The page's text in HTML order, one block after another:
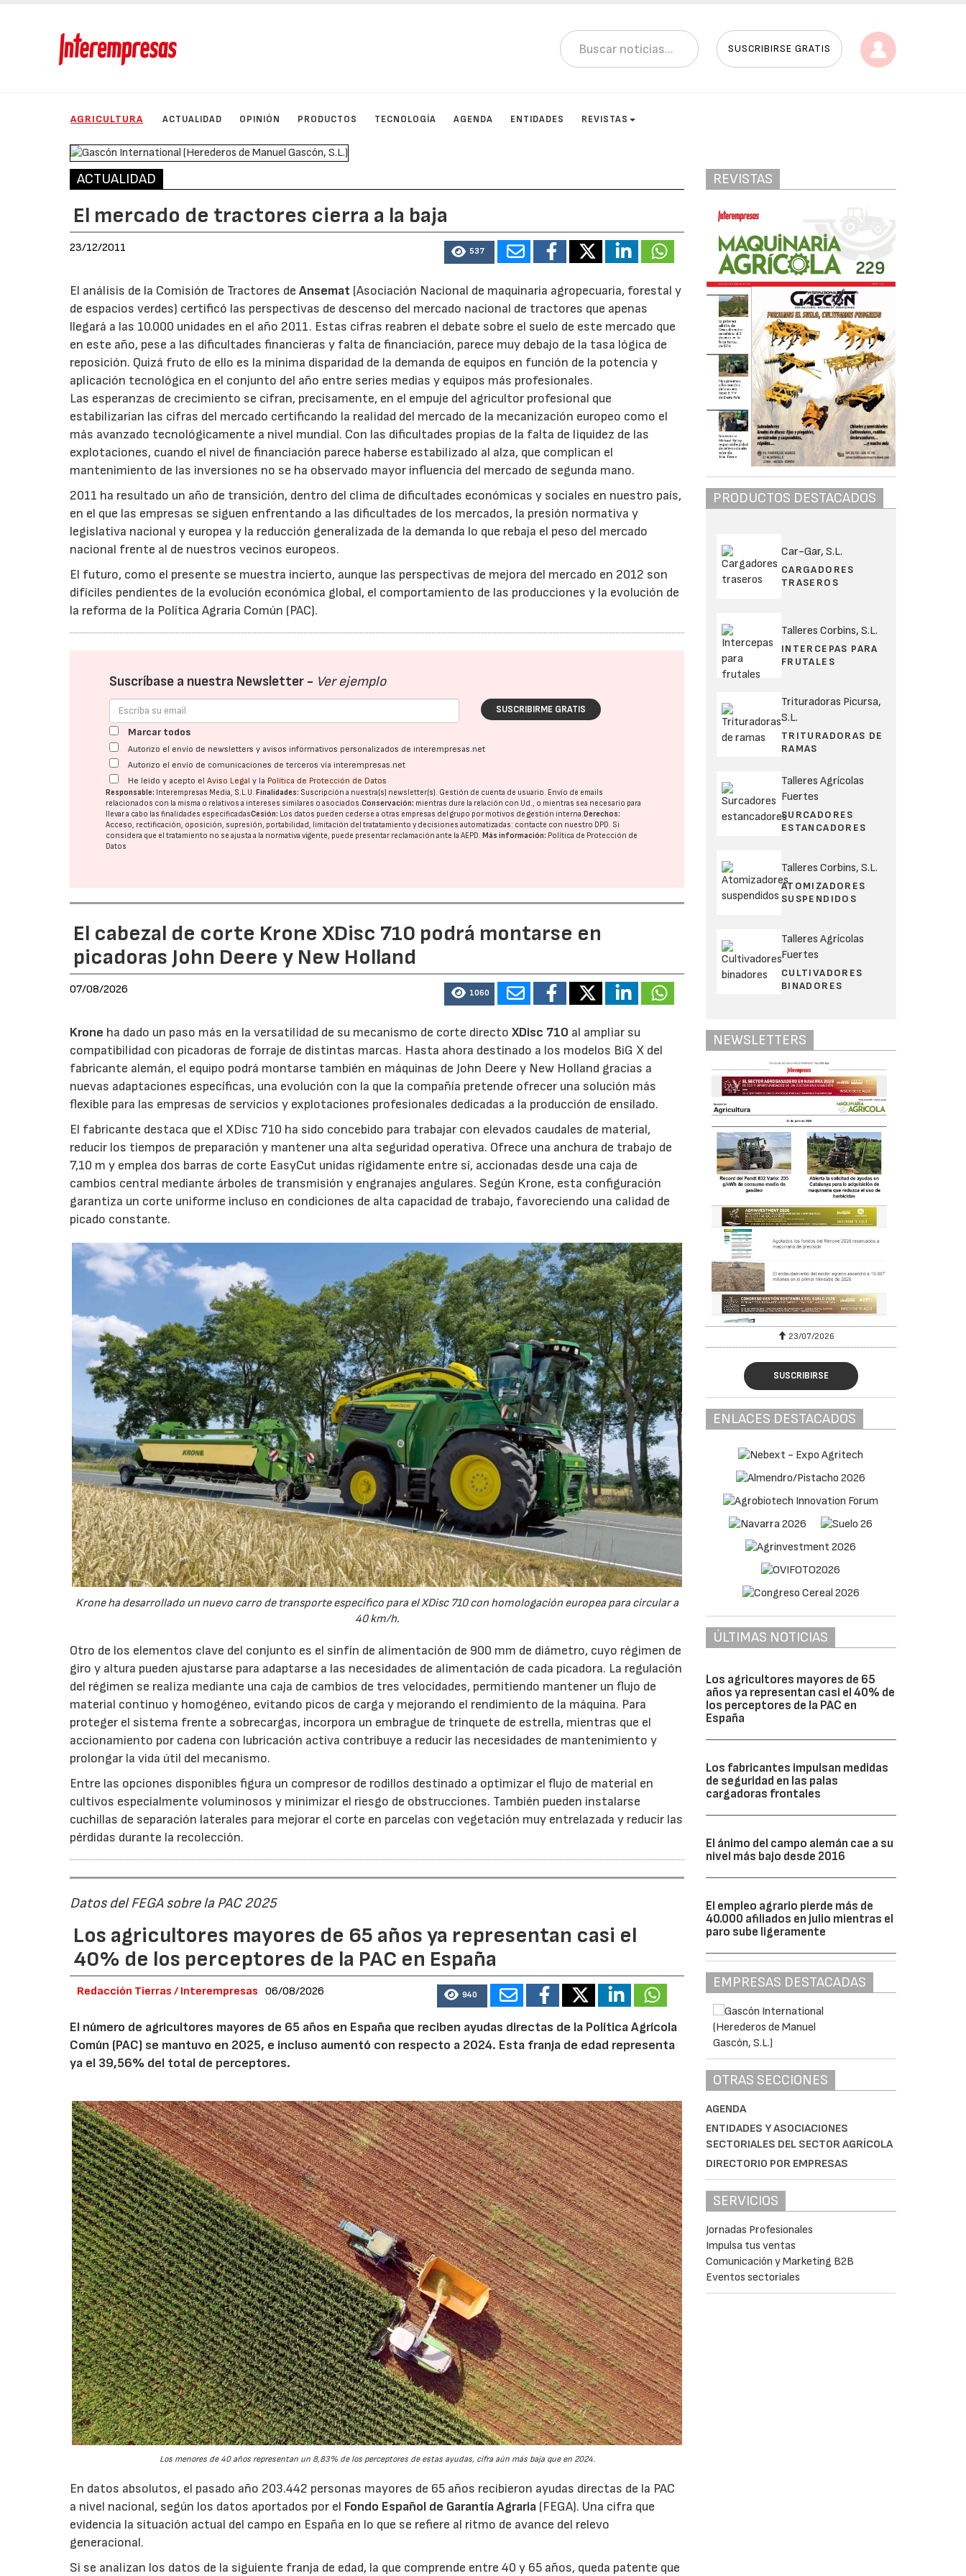
SUSCRIBIRSE GRATIS
AGRICULTURA ACTUALIDAD OPINIÓN PRODUCTOS TECNOLOGÍA AGENDA ENTIDADES REVISTAS
ACTUALIDAD
El mercado de tractores cierra a la baja
23/12/2011 537
El análisis de la Comisión de Tractores deAnsemat (Asociación Nacional de maquinaria agropecuaria, forestal y
de espacios verdes) certificó las perspectivas de descenso del mercado nacional de tractores que apenas
llegará a las 10.000 unidades en el año 2011. Estas cifras reabren el debate sobre el suelo de este mercado que
en este año, pese a las dificultades financieras y falta de financiación, parece muy debajo de la tasa lógica de
reposición. Quizá fruto de ello es la mínima disparidad de la demanda de equipos en función de la potencia y
aplicación tecnológica en el conjunto del año entre series medias y equipos más profesionales.
Las esperanzas de crecimiento se cifran, precisamente, en el empuje del agricultor profesional que
estabilizarían las cifras del mercado certificando la realidad del mercado de la mecanización europeo como el
más avanzado tecnológicamente a nivel mundial. Con las dificultades propias de la falta de liquidez de las
explotaciones, cuando el nivel de financiación parece haberse estabilizado al alza, que complican el
mantenimiento de las inversiones no se ha observado mayor influencia del mercado de segunda mano.
2011 ha resultado un año de transición, dentro del clima de dificultades económicas y sociales en nuestro país,
en el que las empresas se siguen enfrentando a las dificultades de los mercados, la presión normativa y
legislativa nacional y europea y la reducción generalizada de la demanda lo que rebaja el peso del mercado
nacional frente al de nuestros vecinos europeos.
El futuro, como el presente se muestra incierto, aunque las perspectivas de mejora del mercado en 2012 son
difíciles pendientes de la evolución económica global, el comportamiento de las producciones y la evolución de
la reforma de la Política Agraria Común (PAC).
Suscríbase a nuestra Newsletter - Ver ejemplo
SUSCRIBIRME GRATIS
Marcar todos
Autorizo el envío de newsletters y avisos informativos personalizados de interempresas.net
Autorizo el envío de comunicaciones de terceros vía interempresas.net
He leído y acepto elAviso Legal y la Política de Protección de Datos
Responsable: Interempresas Media, S.L.U.Finalidades: Suscripción a nuestra(s) newsletter(s). Gestión de cuenta de usuario. Envío de emails
relacionados con la misma o relativos a intereses similares o asociados.Conservación: mientras dure la relación con Ud., o mientras sea necesario para
llevar a cabo las finalidades especificadasCesión: Los datos pueden cederse a otras empresas del grupo por motivos de gestión interna.Derechos:
Acceso, rectificación, oposición, supresión, portabilidad, limitación del tratatamiento y decisiones automatizadas: contacte con nuestro DPD. Si
considera que el tratamiento no se ajusta a la normativa vigente, puede presentar reclamación ante laAEPD.Más información: Política de Protección de
Datos
El cabezal de corte Krone XDisc 710 podrá montarse en
picadoras John Deere y New Holland
07/08/2026 1060
Krone ha dado un paso más en la versatilidad de su mecanismo de corte directoXDisc 710 al ampliar su
compatibilidad con picadoras de forraje de distintas marcas. Hasta ahora destinado a los modelos BiG X del
fabricante alemán, el equipo podrá montarse también en máquinas de John Deere y New Holland gracias a
nuevas adaptaciones específicas, una evolución con la que la compañía pretende ofrecer una solución más
flexible para las empresas de servicios y explotaciones profesionales dedicadas a la producción de ensilado.
El fabricante destaca que el XDisc 710 ha sido concebido para trabajar con elevados caudales de material,
reducir los tiempos de preparación y mantener una alta seguridad operativa. Ofrece una anchura de trabajo de
7,10 m y emplea dos barras de corte EasyCut unidas rígidamente entre sí, accionadas desde una caja de
cambios central mediante árboles de transmisión y engranajes angulares. Según Krone, esta configuración
garantiza un corte uniforme incluso en condiciones de alta capacidad de trabajo, favoreciendo una calidad de
picado constante.
Krone ha desarrollado un nuevo carro de transporte específico para el XDisc 710 con homologación europea para circular a
40 km/h.
Otro de los elementos clave del conjunto es el sinfín de alimentación de 900 mm de diámetro, cuyo régimen de
giro y altura pueden ajustarse para adaptarse a las necesidades de alimentación de cada picadora. La regulación
del régimen se realiza mediante una caja de cambios de tres velocidades, permitiendo mantener un flujo de
material continuo y homogéneo, evitando picos de carga y mejorando el rendimiento de la máquina. Para
proteger el sistema frente a sobrecargas, incorpora un embrague de trinquete de estrella, mientras que el
accionamiento por cadena con lubricación activa contribuye a reducir las necesidades de mantenimiento y
prolongar la vida útil del mecanismo.
Entre las opciones disponibles figura un compresor de rodillos destinado a optimizar el flujo de material en
cultivos especialmente voluminosos y minimizar el riesgo de obstrucciones. También pueden instalarse
cuchillas de separación laterales para mejorar el corte en parcelas con vegetación muy entrelazada y reducir las
pérdidas durante la recolección.
Datos del FEGA sobre la PAC 2025
Los agricultores mayores de 65 años ya representan casi el
40% de los perceptores de la PAC en España
Redacción Tierras / Interempresas 06/08/2026 940
El número de agricultores mayores de 65 años en España que reciben ayudas directas de la Política Agrícola
Común (PAC) se mantuvo en 2025, e incluso aumentó con respecto a 2024. Esta franja de edad representa
ya el 39,56% del total de perceptores.
Los menores de 40 años representan un 8,83% de los perceptores de estas ayudas, cifra aún más baja que en 2024.
En datos absolutos, el pasado año 203.442 personas mayores de 65 años recibieron ayudas directas de la PAC
a nivel nacional, según los datos aportados por el Fondo Español de Garantía Agraria (FEGA). Una cifra que
evidencia la situación actual del campo en España en lo que se refiere al ritmo de avance del relevo
generacional.
Si se analizan los datos de la siguiente franja de edad, la que comprende entre 40 y 65 años, queda patente que
REVISTAS
PRODUCTOS DESTACADOS
Car-Gar, S.L.
CARGADORES
TRASEROS
Talleres Corbins, S.L.
INTERCEPAS PARA
FRUTALES
Trituradoras Picursa,
S.L.
TRITURADORAS DE
RAMAS
Talleres Agrícolas
Fuertes
SURCADORES
ESTANCADORES
Talleres Corbins, S.L.
ATOMIZADORES
SUSPENDIDOS
Talleres Agrícolas
Fuertes
CULTIVADORES
BINADORES
NEWSLETTERS
23/07/2026 27/07/2026 23/07/2026
SUSCRIBIRSE
ENLACES DESTACADOS
ÚLTIMAS NOTICIAS
Los agricultores mayores de 65
años ya representan casi el 40% de
los perceptores de la PAC en
España
Los fabricantes impulsan medidas
de seguridad en las palas
cargadoras frontales
El ánimo del campo alemán cae a su
nivel más bajo desde 2016
El empleo agrario pierde más de
40.000 afiliados en julio mientras el
paro sube ligeramente
EMPRESAS DESTACADAS
OTRAS SECCIONES
AGENDA
ENTIDADES Y ASOCIACIONES
SECTORIALES DEL SECTOR AGRÍCOLA
DIRECTORIO POR EMPRESAS
SERVICIOS
Jornadas Profesionales
Impulsa tus ventas
Comunicación y Marketing B2B
Eventos sectoriales